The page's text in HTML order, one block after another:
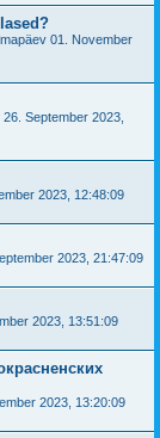
01. November
September 2023,
2023, 12:48:09
2023, 21:47:09
2023, 13:51:09
2023, 13:20:09